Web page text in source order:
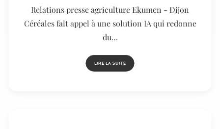
Relations presse agriculture Ekumen - Dijon
Céréales fait appel à une solution IA qui redonne
du…
LIRE LA SUITE